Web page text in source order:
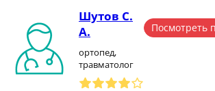
Шутов С.
А.
ортопед,
травматолог
Посмотреть